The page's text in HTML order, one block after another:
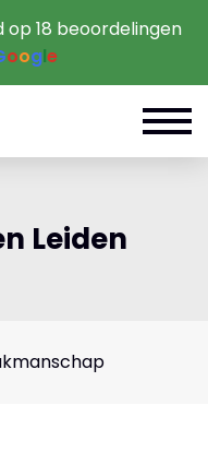
op 18 beoordelingen
oogle
Leiden